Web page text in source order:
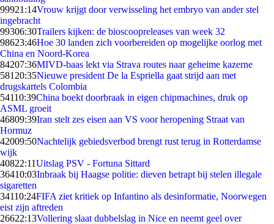
99921:14Vrouw krijgt door verwisseling het embryo van ander stel
ingebracht
99306:30Trailers kijken: de bioscoopreleases van week 32
98623:46Hoe 30 landen zich voorbereiden op mogelijke oorlog met
China en Noord-Korea
84207:36MIVD-baas lekt via Strava routes naar geheime kazerne
581 20:35Nieuwe president De la Espriella gaat strijd aan met
drugskartels Colombia
54110:39China boekt doorbraak in eigen chipmachines, druk op
ASML groeit
46809:39Iran stelt zes eisen aan VS voor heropening Straat van
Hormuz
42009:50Nachtelijk gebiedsverbod brengt rust terug in Rotterdamse
wijk
40822:11Uitslag PSV - Fortuna Sittard
36410:03Inbraak bij Haagse politie: dieven betrapt bij stelen illegale
sigaretten
34110:24FIFA ziet kritiek op Infantino als desinformatie, Noorwegen
eist zijn aftreden
26622:13Vollering slaat dubbelslag in Nice en neemt geel over